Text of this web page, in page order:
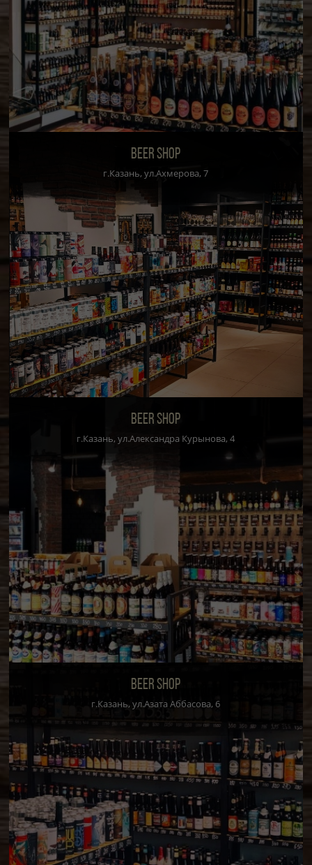
BEER SHOP
г.Казань, ул.Ахмерова, 7
BEER SHOP
г.Казань, ул.Александра Курынова, 4
BEER SHOP
г.Казань, ул.Азата Аббасова, 6